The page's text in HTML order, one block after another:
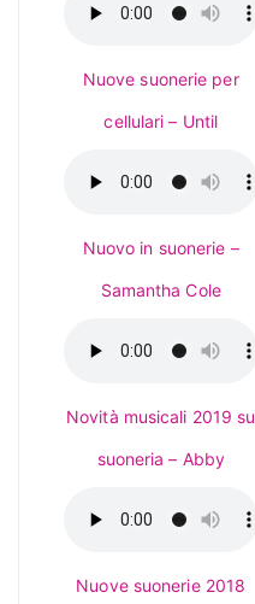
Nuove suonerie per
cellulari – Until
Nuovo in suonerie –
Samantha Cole
Novità musicali 2019 su
suoneria – Abby
Nuove suonerie 2018